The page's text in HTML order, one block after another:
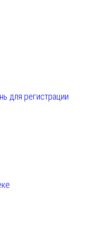
для регистрации